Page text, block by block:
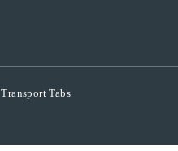
Transport Tabs